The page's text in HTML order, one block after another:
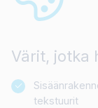
Värit, jotka
tekstuurit